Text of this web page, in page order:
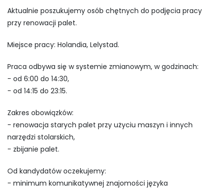
Aktualnie poszukujemy osób chętnych do podjęcia pracy
przy renowacji palet.
Miejsce pracy: Holandia, Lelystad.
Praca odbywa się w systemie zmianowym, w godzinach:
- od 6:00 do 14:30,
- od 14:15 do 23:15.
Zakres obowiązków:
- renowacja starych palet przy użyciu maszyn i innych
narzędzi stolarskich,
- zbijanie palet.
Od kandydatów oczekujemy:
- minimum komunikatywnej znajomości języka